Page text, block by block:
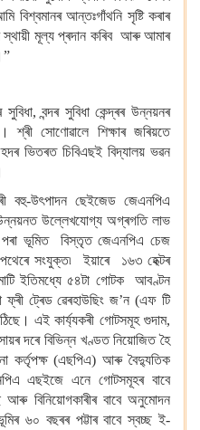
বিশ্বমানৰ আন্তঃগাঁথনি সৃষ্টি কৰাৰ
স্থায়ী মূল্য প্ৰদান কৰিব আৰু আমাৰ
বন্দৰ সুবিধা কেন্দ্ৰৰ উন্নয়নৰ
শ্ৰী সোণোৱালে শিক্ষাৰ জৰিয়তে
ভিতৰত চিবিএছই বিদ্যালয় ভৱন
বহু-উৎপাদন ছেইজেড জেএনপিএ
উল্লেখযোগ্য অগ্ৰগতি লাভ
ভূমিত বিস্তৃত জেএনপিএ চেজ
সংযুক্ত৷ ইয়াৰে ১৬৩ হেক্টৰ
ইতিমধ্যে ৫৪টা গোটক আবণ্টন
ট্ৰেড ৱেৰহাউছিং জ’ন (এফ টি
এই কাৰ্য্যকৰী গোটসমূহ গুদাম,
দৰে বিভিন্ন খণ্ডত নিয়োজিত হৈ
কৰ্তৃপক্ষ (এছপিএ) আৰু বৈদ্যুতিক
এছইজে এনে গোটসমূহৰ বাবে
বিনিয়োগকাৰীৰ বাবে অনুমোদন
৬০ বছৰৰ পট্টাৰ বাবে স্বচ্ছ ই-